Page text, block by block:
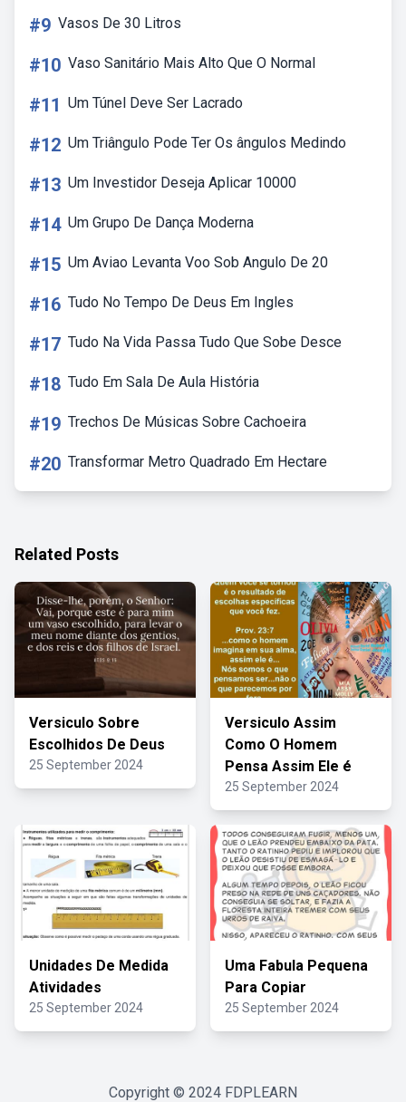
#9 Vasos De 30 Litros
#10 Vaso Sanitário Mais Alto Que O Normal
#11 Um Túnel Deve Ser Lacrado
#12 Um Triângulo Pode Ter Os ângulos Medindo
#13 Um Investidor Deseja Aplicar 10000
#14 Um Grupo De Dança Moderna
#15 Um Aviao Levanta Voo Sob Angulo De 20
#16 Tudo No Tempo De Deus Em Ingles
#17 Tudo Na Vida Passa Tudo Que Sobe Desce
#18 Tudo Em Sala De Aula História
#19 Trechos De Músicas Sobre Cachoeira
#20 Transformar Metro Quadrado Em Hectare
Related Posts
Versiculo Sobre
Escolhidos De Deus
25 September 2024
Versiculo Assim
Como O Homem
Pensa Assim Ele é
25 September 2024
Unidades De Medida
Atividades
25 September 2024
Uma Fabula Pequena
Para Copiar
25 September 2024
Copyright © 2024 FDPLEARN